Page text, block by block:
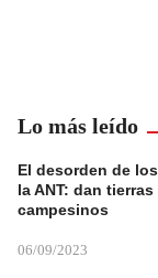
Lo más leído
El desorden de
la ANT: dan
campesinos
06/09/2023